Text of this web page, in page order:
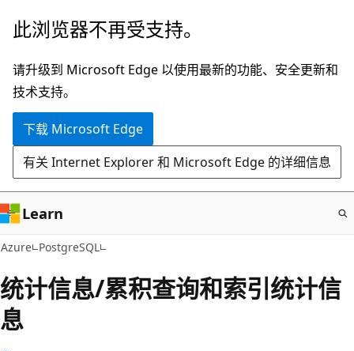
跳
主
要
内
此浏览器不再受支持。
请升级到 Microsoft Edge 以使用最新的功能、安全更新和
技术支持。
下载 Microsoft Edge
有关 Internet Explorer 和 Microsoft Edge 的详细信息
Learn
Azure PostgreSQL
统计信息/累积查询和索引统计信
息